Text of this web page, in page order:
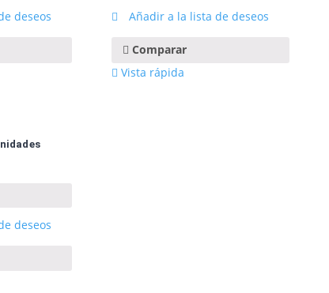
deseos
Añadir a la lista de deseos
Comparar
Vista rápida
deseos